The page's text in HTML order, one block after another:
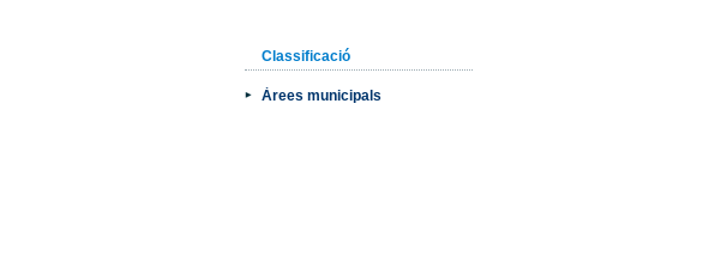
Classificació
Àrees municipals